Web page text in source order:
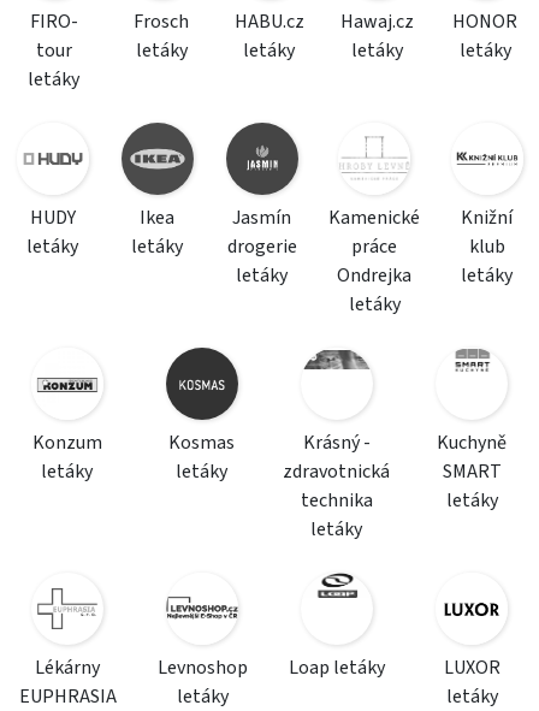
FIRO-
tour
letáky
Frosch
letáky
HABU.cz
letáky
Hawaj.cz
letáky
HONOR
letáky
HUDY
letáky
Ikea
letáky
Jasmín
drogerie
letáky
Kamenické
práce
Ondrejka
letáky
Knižní
klub
letáky
Konzum
letáky
Kosmas
letáky
Krásný -
zdravotnická
technika
letáky
Kuchyně
SMART
letáky
Lékárny
EUPHRASIA
Levnoshop
letáky
Loap letáky
LUXOR
letáky